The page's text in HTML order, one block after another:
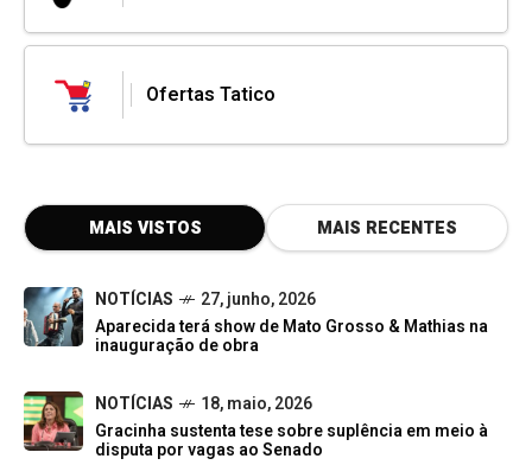
Ofertas Tatico
MAIS VISTOS MAIS RECENTES
NOTÍCIAS
27, junho, 2026
Aparecida terá show de Mato Grosso & Mathias na
inauguração de obra
NOTÍCIAS
18, maio, 2026
Gracinha sustenta tese sobre suplência em meio à
disputa por vagas ao Senado